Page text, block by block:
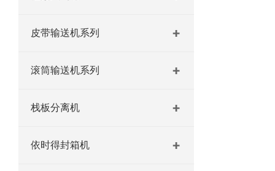
皮带输送机系列
滚筒输送机系列
栈板分离机
依时得封箱机